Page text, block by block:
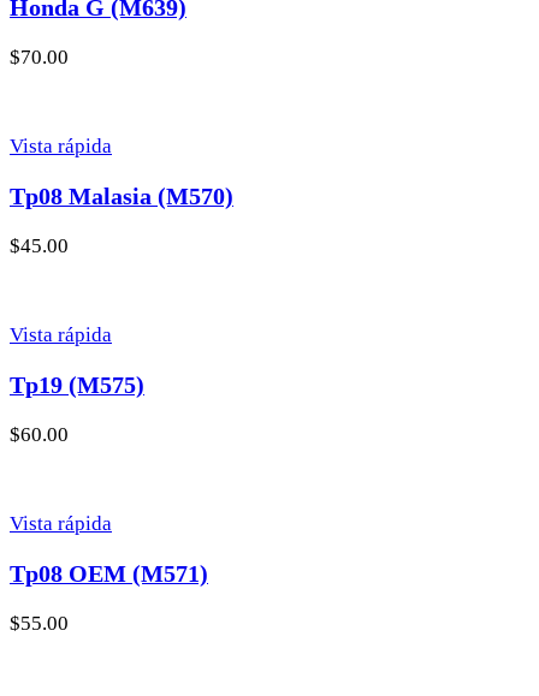
Honda G (M639)
$70.00
Vista rápida
Tp08 Malasia (M570)
$45.00
Vista rápida
Tp19 (M575)
$60.00
Vista rápida
Tp08 OEM (M571)
$55.00